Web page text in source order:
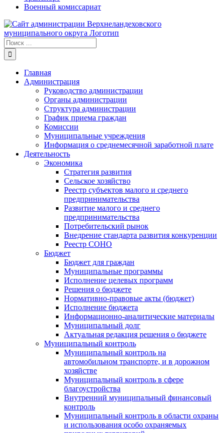
Военный комиссариат
Результат
поиска:
Главная
Администрация
Руководство администрации
Органы администрации
Структура администрации
График приема граждан
Комиссии
Муниципальные учреждения
Информация о среднемесячной заработной плате
Деятельность
Экономика
Стратегия развития
Сельское хозяйство
Реестр субъектов малого и среднего
предпринимательства
Развитие малого и среднего
предпринимательства
Потребительский рынок
Внедрение стандарта развития конкуренции
Реестр СОНО
Бюджет
Бюджет для граждан
Муниципальные программы
Исполнение целевых программ
Решения о бюджете
Нормативно-правовые акты (бюджет)
Исполнение бюджета
Информационно-аналитические материалы
Муниципальный долг
Актуальная редакция решения о бюджете
Муниципальный контроль
Муниципальный контроль на
автомобильном транспорте, и в дорожном
хозяйстве
Муниципальный контроль в сфере
благоустройства
Внутренний муниципальный финансовый
контроль
Муниципальный контроль в области охраны
и использования особо охраняемых